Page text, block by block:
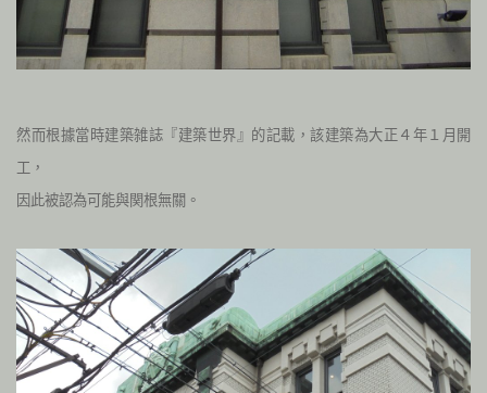
然而根據當時建築雑誌『建築世界』的記載，該建築為大正４年１月開
工，
因此被認為可能與関根無關。